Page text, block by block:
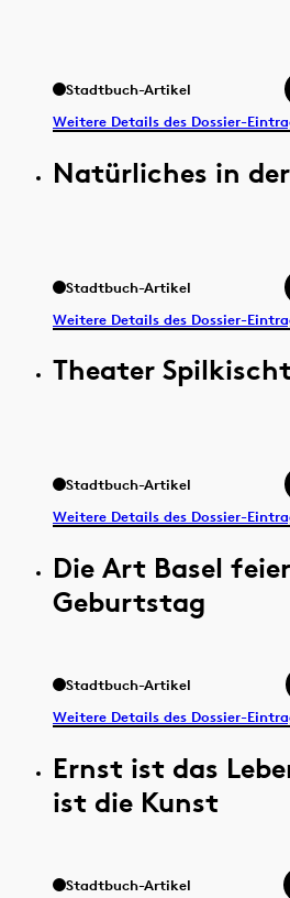
Stadtbuch-Artikel
Weitere Details des Dossier-
Natürliches in
Stadtbuch-Artikel
Weitere Details des Dossier-
Theater
Stadtbuch-Artikel
Weitere Details des Dossier-
Die Art Basel
Geburtstag
Stadtbuch-Artikel
Weitere Details des Dossier-
Ernst ist das
ist die Kunst
Stadtbuch-Artikel